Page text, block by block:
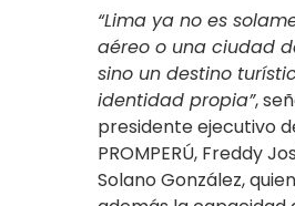
“Lima ya no es
aéreo o una ciudad
sino un destino
identidad propia”,
presidente ejecutivo
PROMPERÚ, Freddy
Solano González,